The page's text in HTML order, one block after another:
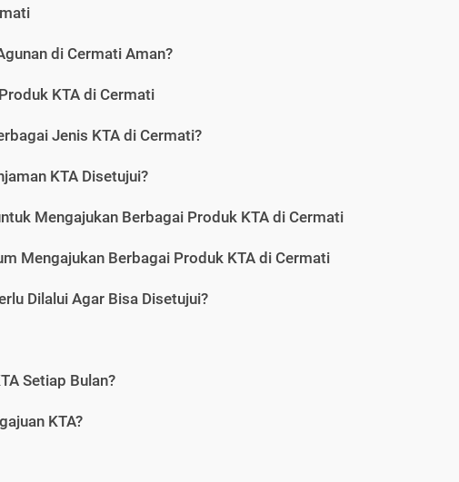
di Cermati Aman?
KTA di Cermati
Jenis KTA di Cermati?
KTA Disetujui?
Mengajukan Berbagai Produk KTA di Cermati
Mengajukan Berbagai Produk KTA di Cermati
Dilalui Agar Bisa Disetujui?
Setiap Bulan?
KTA?